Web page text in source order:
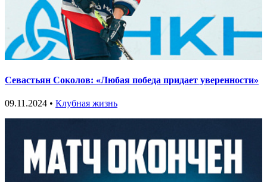
Севастьян Соколов: «Любая победа придает уверенности»
09.11.2024 • Клубная жизнь